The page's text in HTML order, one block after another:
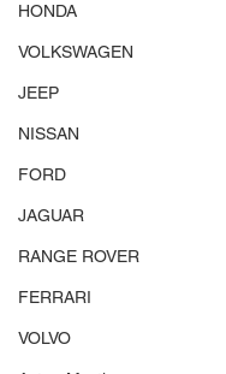
HONDA
VOLKSWAGEN
JEEP
NISSAN
FORD
JAGUAR
RANGE ROVER
FERRARI
VOLVO